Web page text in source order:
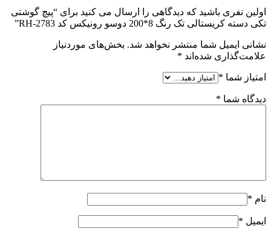
اولین نفری باشید که دیدگاهی را ارسال می کنید برای “پیچ گوشتی
تکی دسته کریستالی تک رنگ 8*200 دوسو رونیکس کد RH-2783”
نشانی ایمیل شما منتشر نخواهد شد. بخش‌های موردنیاز
علامت‌گذاری شده‌اند *
امتیاز شما *
دیدگاه شما *
نام *
ایمیل *